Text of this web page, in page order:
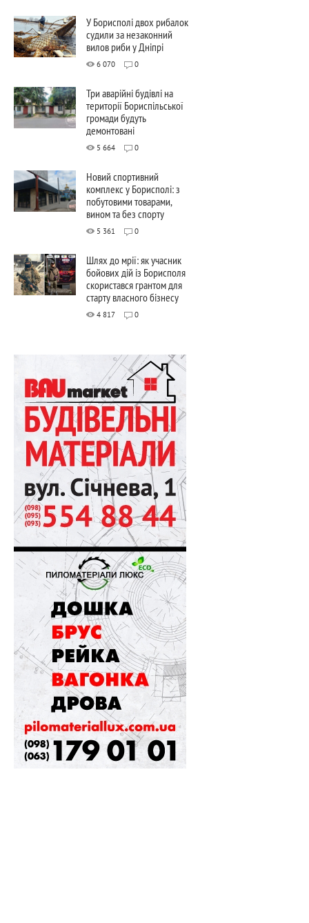
У Борисполі двох рибалок
судили за незаконний
вилов риби у Дніпрі
6 070 0
Три аварійні будівлі на
території Бориспільської
громади будуть
демонтовані
5 664 0
Новий спортивний
комплекс у Борисполі: з
побутовими товарами,
вином та без спорту
5 361 0
Шлях до мрії: як учасник
бойових дій із Борисполя
скористався грантом для
старту власного бізнесу
4 817 0